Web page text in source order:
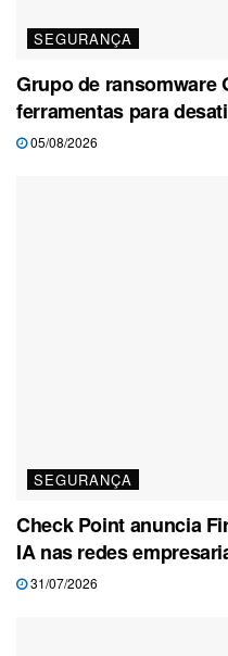
SEGURANÇA
Grupo de ransomware
ferramentas para
05/08/2026
SEGURANÇA
Check Point anuncia
IA nas redes
31/07/2026